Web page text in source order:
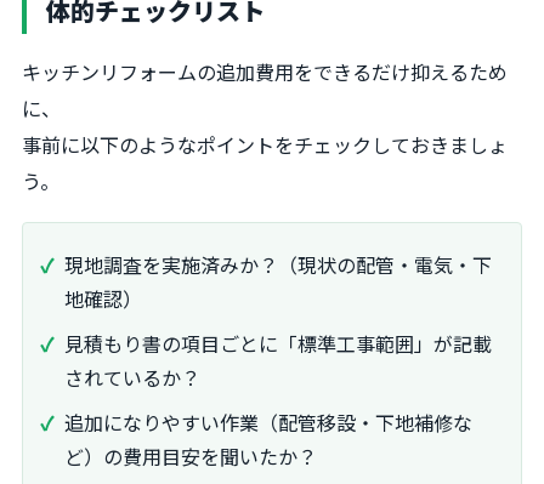
体的チェックリスト
キッチンリフォームの追加費用をできるだけ抑えるため
に、
事前に以下のようなポイントをチェックしておきましょ
う。
現地調査を実施済みか？（現状の配管・電気・下
地確認）
見積もり書の項目ごとに「標準工事範囲」が記載
されているか？
追加になりやすい作業（配管移設・下地補修な
ど）の費用目安を聞いたか？